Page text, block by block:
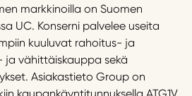
markkinoilla on Suomen
UC. Konserni palvelee useita
kuuluvat rahoitus- ja
vähittäiskauppa sekä
Asiakastieto Group on